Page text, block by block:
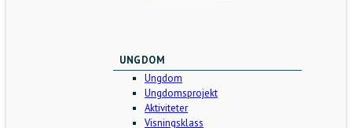
UNGDOM
Ungdom
Ungdomsprojekt
Aktiviteter
Visningsklass